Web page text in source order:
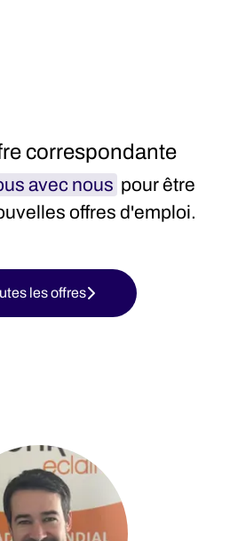
correspondante
avec nous pour être
offres d'emploi.
les offres